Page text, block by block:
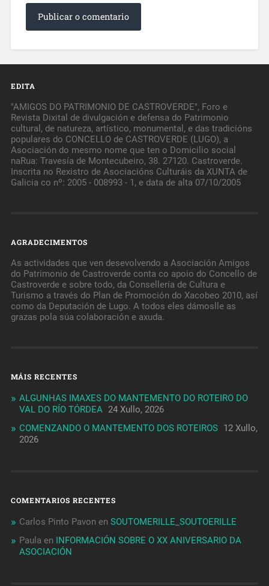
EDITA
"AMIGOS DO PATRIMONIO DE CASTROVERDE", Foro e
Revista Dixital de divulgación e defensa do Patrimonio
cultural, de natureza, artístico, monumental, e das tradicións
populares do CONCELLO de CASTROVERDE (LUGO), a
Asociación do mesmo nome que ten o Domicilio social
naRua: Travesía de Montecubeiro, 38. 27120. Castroverde.
Inscrita no Rexistro de Asociacións Culturáis da XUNTA de
Galicia co nº: 2005 - 008993 - 1, e data de alta 07/10/2005
AGRADECIMENTOS
As actividades que ven desevolvendo a Asociación Amigos
do Patrimonio de Castroverde conta co apoio do Concello de
Castroverde e sobre todo, da Consellería de Cultura e
Turismo a través do Plan de Promoción do Xacobeo 2010, así
como da Deputación de Lugo. A todos eles dámoslle as
grazas pola súa colaboración e axuda.
MÁIS RECENTES
ALGUNHAS IMAXES DO MANTEMENTO DO ROTEIRO DO
VAL DO RÍO TÓRDEA 24 Xullo, 2026
COMENZANDO O MANTEMENTO DOS ROTEIROS 12 Xullo,
2026
COMENTARIOS RECENTES
Carlos Pinto Pavon en SOUTOMERILLE_SOUTOERILLE
Paula en INFORMACIÓN SOBRE O XX ANIVERSARIO DA
ASOCIACIÓN